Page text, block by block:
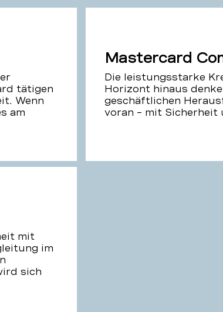
tätigen
Wenn
am
Mastercard
Die leistungsstarke
Horizont hinaus
geschäftlichen
voran – mit Sicherheit
mit
im
sich